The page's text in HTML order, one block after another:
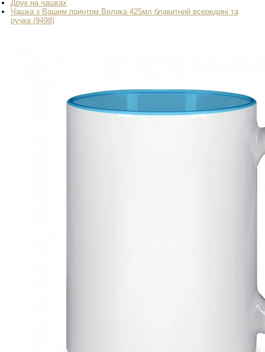
Друк на чашках
Чашка з Вашим принтом Велика 425мл блакитний всередині та
ручка (9498)